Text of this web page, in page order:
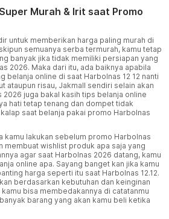
Murah & Irit saat Promo
untuk memberikan harga paling murah di
semuanya serba termurah, kamu tetap
banyak jika tidak memiliki persiapan yang
2026. Maka dari itu, ada baiknya apabila
belanja online di saat Harbolnas 12 12 nanti
ataupun risau, Jakmall sendiri selain akan
juga bakal kasih tips belanja online
hati tetap tenang dan dompet tidak
saat belanja pakai promo Harbolnas
kamu lakukan sebelum promo Harbolnas
membuat wishlist produk apa saja yang
agar saat Harbolnas 2026 datang, kamu
online apa. Sayang banget kan jika kamu
harga seperti itu saat Harbolnas 12.12.
berdasarkan kebutuhan dan keinginan
bisa membedakannya di catatanmu
barang yang akan kamu beli ketika